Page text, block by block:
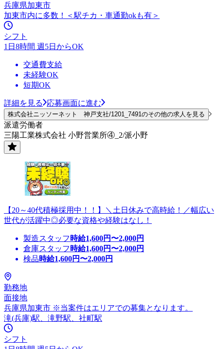
兵庫県加東市
加東市内に多数！＜駅チカ・車通勤okも有＞
シフト
1日8時間 週5日からOK
交通費支給
未経験OK
短期OK
詳細を見る 応募画面に進む
株式会社ニッソーネット 神戸支社/1201_7491のその他の求人を見る
派遣労働者
三陽工業株式会社 小野営業所④_2/派小野
【20～40代積極採用中！！】＼土日休みで高時給！／幅広い
世代が活躍中◎必要な資格や経験はなし！
製造スタッフ 時給1,600円〜2,000円
倉庫スタッフ 時給1,600円〜2,000円
検品時給1,600円〜2,000円
勤務地
面接地
兵庫県加東市 ※当案件はエリアでの募集となります。
滝(兵庫)駅、滝野駅、社町駅
シフト